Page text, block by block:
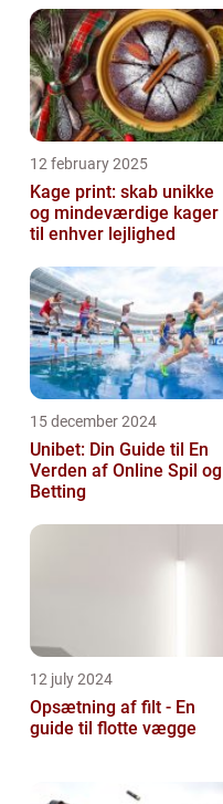
12 february 2025
Kage print: skab unikke
og mindeværdige kager
til enhver lejlighed
15 december 2024
Unibet: Din Guide til En
Verden af Online Spil og
Betting
12 july 2024
Opsætning af filt - En
guide til flotte vægge